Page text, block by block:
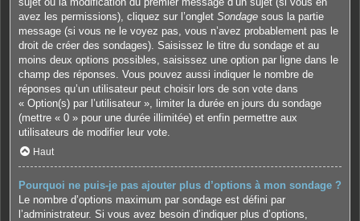
avez les permissions), cliquez sur l’onglet Sondage sous la partie
message (si vous ne le voyez pas, vous n’avez probablement pas le
droit de créer des sondages). Saisissez le titre du sondage et au
moins deux options possibles, saisissez une option par ligne dans le
champ des réponses. Vous pouvez aussi indiquer le nombre de
réponses qu’un utilisateur peut choisir lors de son vote dans
« Option(s) par l’utilisateur », limiter la durée en jours du sondage
(mettre « 0 » pour une durée illimitée) et enfin permettre aux
utilisateurs de modifier leur vote.
Haut
Pourquoi ne puis-je pas ajouter plus d’options à mon sondage ?
Le nombre d’options maximum par sondage est défini par
l’administrateur. Si vous avez besoin d’indiquer plus d’options,